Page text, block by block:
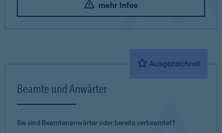
mehr Infos
Ausgezeichnet
Beamte und Anwärter
Sie sind Beamtenanwärter oder bereits verbeamtet?